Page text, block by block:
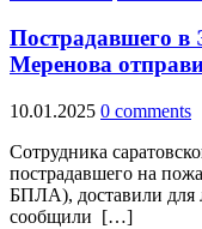
Пострадавшего в
Меренова
10.01.2025 0 comments
Сотрудника
пострадавшего на
БПЛА), доставили для
сообщили […]